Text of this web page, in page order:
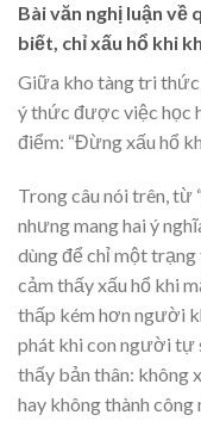
Bài văn nghị luận về
biết, chỉ xấu hổ khi
Giữa kho tàng tri thức
ý thức được việc học
điểm: “Đừng xấu hổ
Trong câu nói trên, từ
nhưng mang hai ý
dùng để chỉ một
cảm thấy xấu hổ khi
thấp kém hơn người
phát khi con người tự
thấy bản thân: không
hay không thành